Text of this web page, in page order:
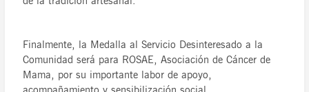
Finalmente, la Medalla al Servicio Desinteresado a la
Comunidad será para ROSAE, Asociación de Cáncer de
Mama, por su importante labor de apoyo,